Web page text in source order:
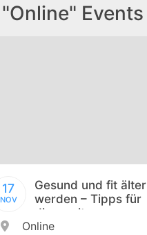
"Online" Events
17
NOV
Gesund und fit älter
werden – Tipps für
die zweite
Lebenshälfte
Online